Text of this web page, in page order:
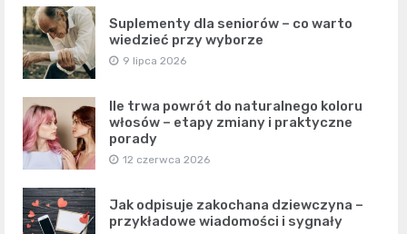
Suplementy dla seniorów – co warto
wiedzieć przy wyborze
9 lipca 2026
Ile trwa powrót do naturalnego koloru
włosów – etapy zmiany i praktyczne
porady
12 czerwca 2026
Jak odpisuje zakochana dziewczyna –
przykładowe wiadomości i sygnały